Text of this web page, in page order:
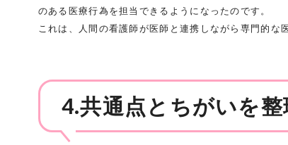
のある医療行為を担当できるようになったのです。
これは、人間の看護師が医師と連携しながら専門的な
4.共通点とちがいを